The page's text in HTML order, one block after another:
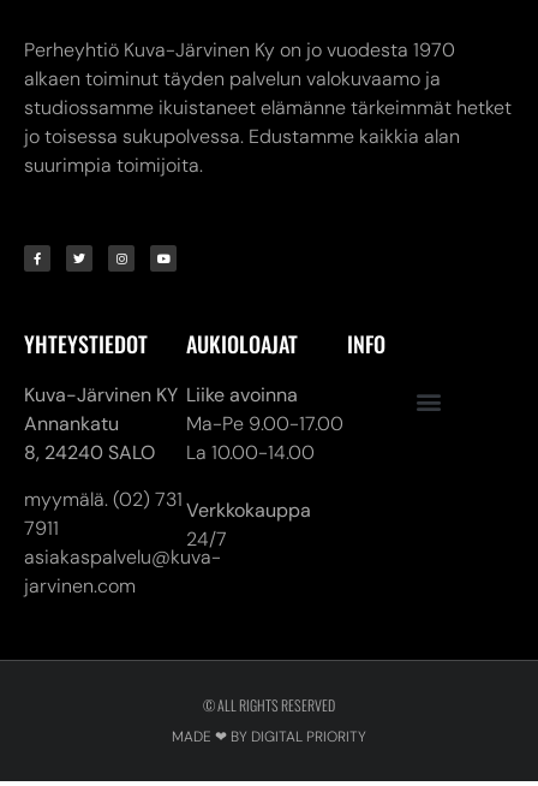
Kuva-Järvinen KY
Annankatu
myymälä. (02) 731
asiakaspalvelu@kuva-
jarvinen.com
Verkkokauppa
24/7
© ALL RIGHTS RESERVED